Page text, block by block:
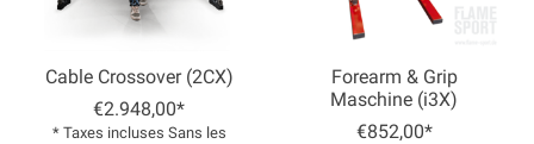
Cable Crossover (2CX)
€2.948,00*
* Taxes incluses Sans les
Forearm & Grip
Maschine (i3X)
€852,00*